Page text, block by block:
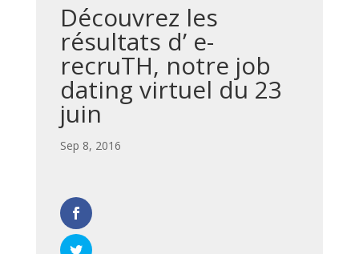
Découvrez les
résultats d’ e-
recruTH, notre job
dating virtuel du 23
juin
par |
Sep 8, 2016